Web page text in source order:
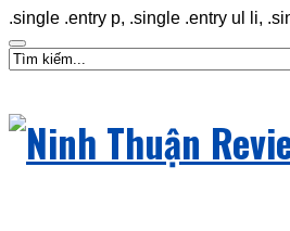
.single .entry p, .single .entry ul li,